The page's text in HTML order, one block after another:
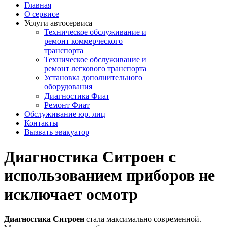
Главная
О сервисе
Услуги автосервиса
Техническое обcлуживание и
ремонт коммерческого
транспорта
Техническое обcлуживание и
ремонт легкового транспорта
Установка дополнительного
оборудования
Диагностика Фиат
Ремонт Фиат
Обслуживание юр. лиц
Контакты
Вызвать эвакуатор
Диагностика Ситроен с
использованием приборов не
исключает осмотр
Диагностика Ситроен стала максимально современной.